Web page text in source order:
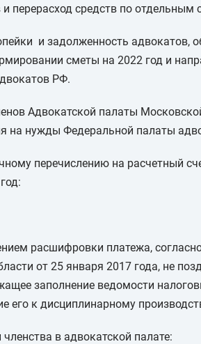
перерасход средств по отдельным
и задолженность адвокатов,
сметы на 2022 год и
РФ.
Адвокатской палаты
на нужды Федеральной палаты
перечислению на расчетный
расшифровки платежа,
от 25 января 2017 года, не
заполнение ведомости
его к дисциплинарному
в адвокатской палате: